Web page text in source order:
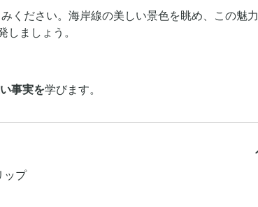
ください。海岸線の美しい景色を眺め、この魅力
しましょう。
事実を学びます。
ップ